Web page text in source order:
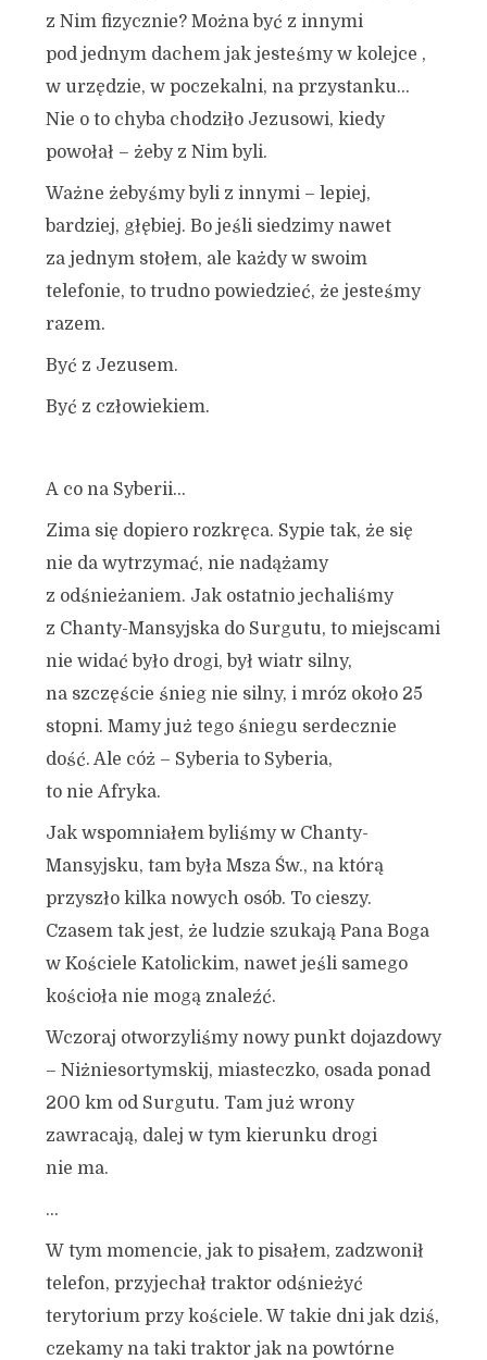
z Nim fizycznie? Można być z innymi
pod jednym dachem jak jesteśmy w kolejce ,
w urzędzie, w poczekalni, na przystanku…
Nie o to chyba chodziło Jezusowi, kiedy
powołał – żeby z Nim byli.
Ważne żebyśmy byli z innymi – lepiej,
bardziej, głębiej. Bo jeśli siedzimy nawet
za jednym stołem, ale każdy w swoim
telefonie, to trudno powiedzieć, że jesteśmy
razem.
Być z Jezusem.
Być z człowiekiem.
A co na Syberii…
Zima się dopiero rozkręca. Sypie tak, że się
nie da wytrzymać, nie nadążamy
z odśnieżaniem. Jak ostatnio jechaliśmy
z Chanty-Mansyjska do Surgutu, to miejscami
nie widać było drogi, był wiatr silny,
na szczęście śnieg nie silny, i mróz około 25
stopni. Mamy już tego śniegu serdecznie
dość. Ale cóż – Syberia to Syberia,
to nie Afryka.
Jak wspomniałem byliśmy w Chanty-
Mansyjsku, tam była Msza Św., na którą
przyszło kilka nowych osób. To cieszy.
Czasem tak jest, że ludzie szukają Pana Boga
w Kościele Katolickim, nawet jeśli samego
kościoła nie mogą znaleźć.
Wczoraj otworzyliśmy nowy punkt dojazdowy
– Niżniesortymskij, miasteczko, osada ponad
200 km od Surgutu. Tam już wrony
zawracają, dalej w tym kierunku drogi
nie ma.
…
W tym momencie, jak to pisałem, zadzwonił
telefon, przyjechał traktor odśnieżyć
terytorium przy kościele. W takie dni jak dziś,
czekamy na taki traktor jak na powtórne